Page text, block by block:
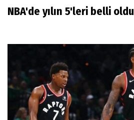
NBA'de yılın 5'leri belli oldu